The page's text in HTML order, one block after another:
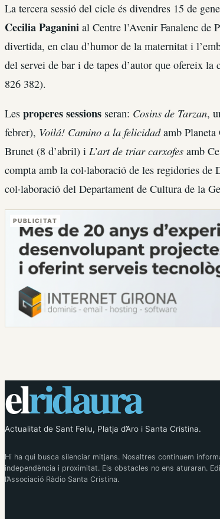
La tercera sessió del cicle és divendres 15 de
Cecilia Paganini al Centre l’Avenir Fanalenc de
divertida, en clau d’humor de la maternitat i
del servei de bar i de tapes d’autor que ofereix
826 382).
Les properes sessions seran: Cosins de Tarzan,
febrer), Voilá! Camino a la felicidadamb Planeta
Brunet (8 d’abril) i L’art de triar carxofes amb
compta amb la col·laboració de les regidories
col·laboració del Departament de Cultura de la
PUBLICITAT
elridaura
Actualitat de Sant Feliu, Platja d’Aro i Santa Cristina.
Hi ha qui busca silenciar mitjans. Nosaltres continuem
independència i proximitat. Els obstacles no ens aturaran.
l’Associació Ràdio Santa Cristina.